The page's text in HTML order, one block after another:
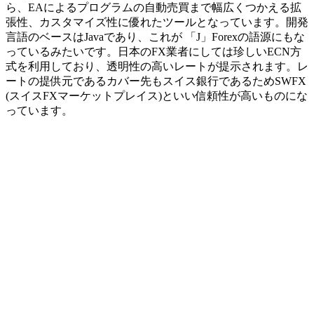
ら、EAによるプログラムの自動売買まで幅広くつかえる拡
張性、カスタマイズ性に優れたツールとなっています。開発
言語のベースはJavaであり、これが 「J」Forexの語源にもな
っているみたいです。日本のFX業者にしては珍しいECN方
式を利用しており、透明性の高いレートが提示されます。レ
ートの提供元であるカバー先もスイス銀行であるためSWFX
(スイスFXマーケットプレイス)といい信頼性が高いものにな
っています。